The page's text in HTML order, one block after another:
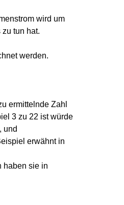
wird um
tun hat.
werden.
ermittelnde Zahl
3 zu 22 ist würde
und
erwähnt in
haben sie in